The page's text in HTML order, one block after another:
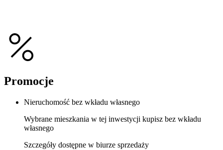
Promocje
Nieruchomość bez wkładu własnego
Wybrane mieszkania w tej inwestycji kupisz bez wkładu
własnego
Szczegóły dostępne w biurze sprzedaży